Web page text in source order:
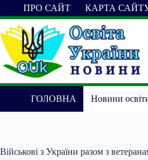
Перейти
до
вмісту
ПРО САЙТ КАРТА
ГОЛОВНА Новини
Військові з України разом з